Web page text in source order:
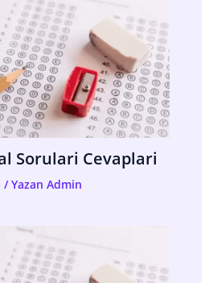
Sorulari Cevaplari
/ Yazan Admin